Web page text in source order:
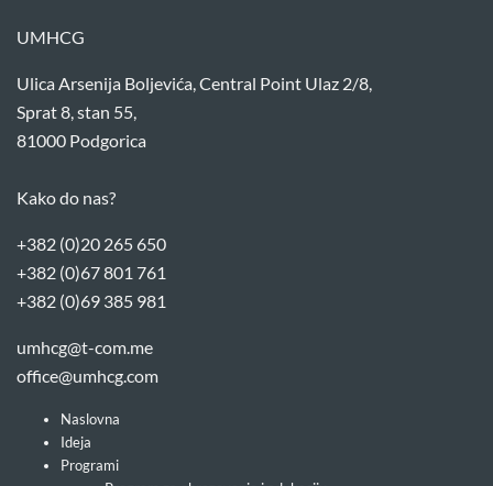
UMHCG
Ulica Arsenija Boljevića, Central Point Ulaz 2/8,
Sprat 8, stan 55,
81000 Podgorica
Kako do nas?
+382 (0)20 265 650
+382 (0)67 801 761
+382 (0)69 385 981
umhcg@t-com.me
office@umhcg.com
Naslovna
Ideja
Programi